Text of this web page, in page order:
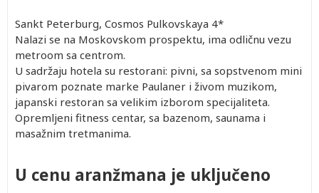
Sankt Peterburg, Cosmos Pulkovskaya 4*
Nalazi se na Moskovskom prospektu, ima odličnu vezu
metroom sa centrom.
U sadržaju hotela su restorani: pivni, sa sopstvenom mini
pivarom poznate marke Paulaner i živom muzikom,
japanski restoran sa velikim izborom specijaliteta.
Opremljeni fitness centar, sa bazenom, saunama i
masažnim tretmanima.
U cenu aranžmana je uključeno